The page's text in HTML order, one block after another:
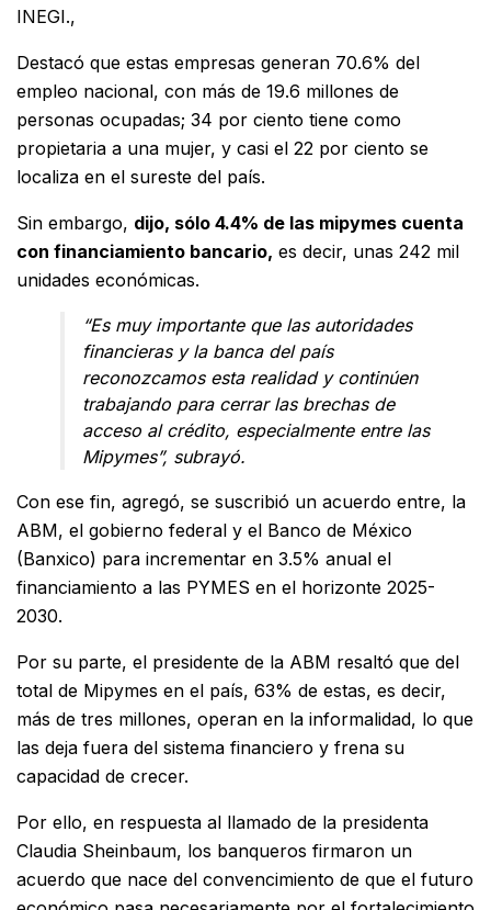
INEGI.,
Destacó que estas empresas generan 70.6% del
empleo nacional, con más de 19.6 millones de
personas ocupadas; 34 por ciento tiene como
propietaria a una mujer, y casi el 22 por ciento se
localiza en el sureste del país.
Sin embargo, dijo, sólo 4.4% de las mipymes cuenta
con financiamiento bancario, es decir, unas 242 mil
unidades económicas.
“Es muy importante que las autoridades
financieras y la banca del país
reconozcamos esta realidad y continúen
trabajando para cerrar las brechas de
acceso al crédito, especialmente entre las
Mipymes”, subrayó.
Con ese fin, agregó, se suscribió un acuerdo entre, la
ABM, el gobierno federal y el Banco de México
(Banxico) para incrementar en 3.5% anual el
financiamiento a las PYMES en el horizonte 2025-
2030.
Por su parte, el presidente de la ABM resaltó que del
total de Mipymes en el país, 63% de estas, es decir,
más de tres millones, operan en la informalidad, lo que
las deja fuera del sistema financiero y frena su
capacidad de crecer.
Por ello, en respuesta al llamado de la presidenta
Claudia Sheinbaum, los banqueros firmaron un
acuerdo que nace del convencimiento de que el futuro